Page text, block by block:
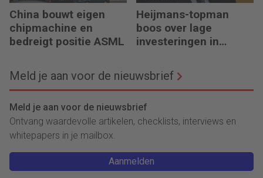
China bouwt eigen
chipmachine en
bedreigt positie ASML
Heijmans-topman
boos over lage
investeringen in
Meld je aan voor de nieuwsbrief
Meld je aan voor de nieuwsbrief
Ontvang waardevolle artikelen, checklists, interviews en
whitepapers in je mailbox.
Aanmelden